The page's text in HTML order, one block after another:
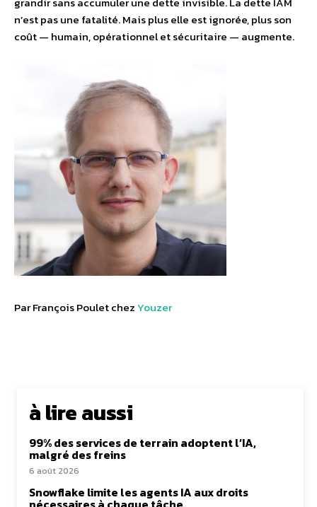
n’est pas une fatalité. Mais plus elle est ignorée, plus son
coût — humain, opérationnel et sécuritaire — augmente.
Par François Poulet chezYouzer
à lire aussi
99% des services de terrain adoptent l’IA,
malgré des freins
6 août 2026
Snowflake limite les agents IA aux droits